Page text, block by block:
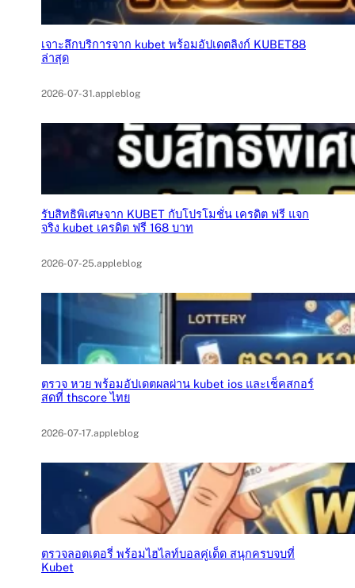
เจาะลึกบริการจาก kubet พร้อมอัปเดตลิงก์ KUBET88
ล่าสุด
2026-07-31.appleblog
รับสิทธิพิเศษจาก KUBET กับโปรโมชั่น เครดิต ฟรี แจก
จริง kubet เครดิต ฟรี 168 บาท
2026-07-25.appleblog
ตรวจ หวย พร้อมอัปเดตผลผ่าน kubet ios และเช็คสกอร์
สดที่ thscore ไทย
2026-07-17.appleblog
ตรวจลอตเตอรี่ พร้อมไฮไลท์บอลคู่เด็ด สนุกครบจบที่
Kubet